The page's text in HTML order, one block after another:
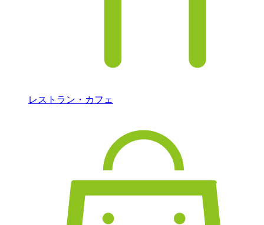
レストラン・カフェ